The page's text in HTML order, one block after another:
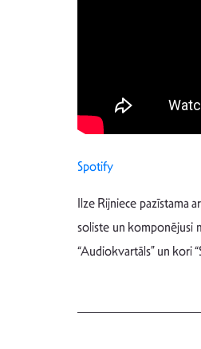
Spotify
Ilze Rijniece pazīstama
soliste un komponējusi
“Audiokvartāls” un kori